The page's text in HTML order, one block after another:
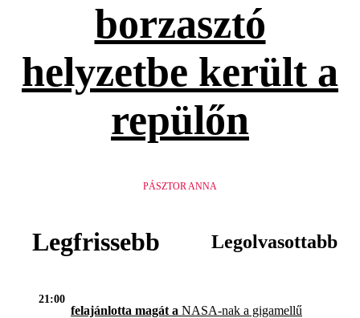
borzasztó
helyzetbe került a
repülőn
PÁSZTOR ANNA
Legfrissebb Legolvasottabb
21:00
felajánlotta magát a NASA-nak a gigamellű